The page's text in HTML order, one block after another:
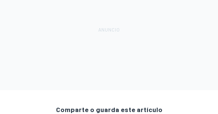
Comparte o guarda este artículo